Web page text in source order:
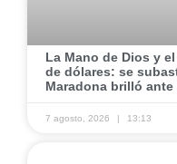
​La Mano de Dios y
de dólares: se
Maradona brilló ante
7 agosto, 2026 13:13